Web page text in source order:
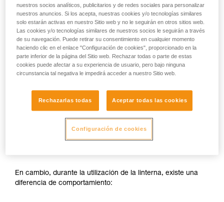
Potencia
utilizas pilas como la batería CORE. La diferencia de
potencia al encendido puede ser del orden del 10 %
En cambio, durante la utilización de la linterna, existe una
diferencia de comportamiento:
nuestros socios analíticos, publicitarios y de redes sociales para personalizar
nuestros anuncios. Si los acepta, nuestras cookies y/o tecnologías similares
solo estarán activas en nuestro Sitio web y no le seguirán en otros sitios web.
Las cookies y/o tecnologías similares de nuestros socios le seguirán a través
de su navegación. Puede retirar su consentimiento en cualquier momento
haciendo clic en el enlace "Configuración de cookies", proporcionado en la
parte inferior de la página del Sitio web. Rechazar todas o parte de estas
cookies puede afectar a su experiencia de usuario, pero bajo ninguna
circunstancia tal negativa le impedirá acceder a nuestro Sitio web.
Rechazarlas todas Aceptar todas las cookies
Configuración de cookies